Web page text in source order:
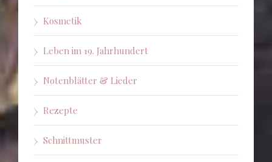
Kosmetik
Leben im 19. Jahrhundert
Notenblätter & Lieder
Rezepte
Schnittmuster